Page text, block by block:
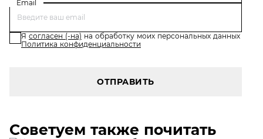
Email
Я согласен (-на) на обработку моих персональных данных
Политика конфиденциальности
ОТПРАВИТЬ
Советуем также почитать